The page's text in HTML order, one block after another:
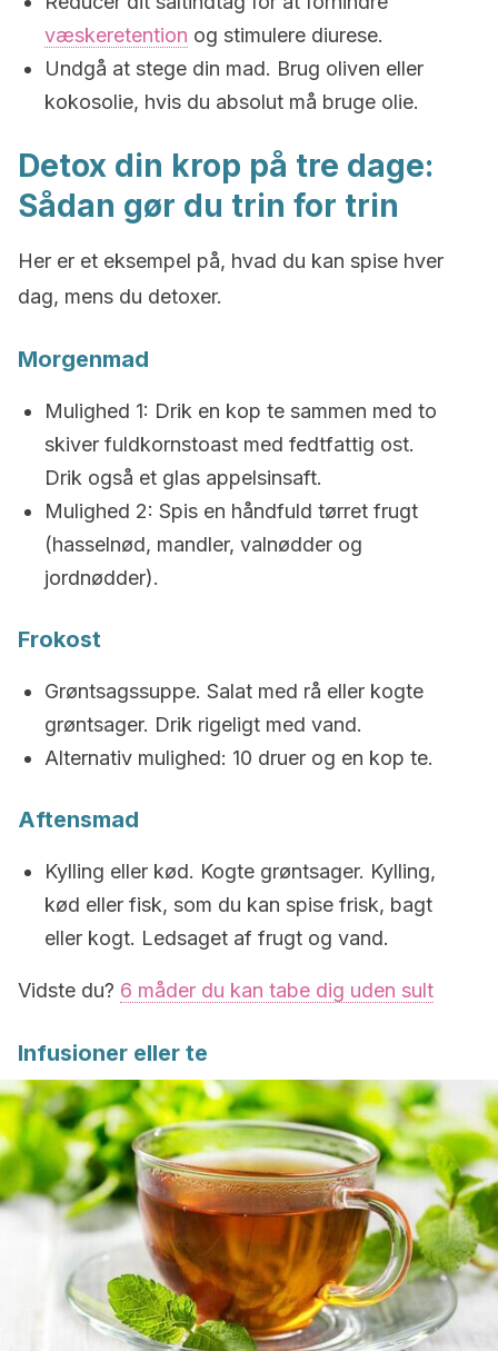
væskeretention og stimulere diurese.
Undgå at stege din mad. Brug oliven eller
kokosolie, hvis du absolut må bruge olie.
Detox din krop på tre dage:
Sådan gør du trin for trin
Her er et eksempel på, hvad du kan spise hver
dag, mens du detoxer.
Morgenmad
Mulighed 1: Drik en kop te sammen med to
skiver fuldkornstoast med fedtfattig ost.
Drik også et glas appelsinsaft.
Mulighed 2: Spis en håndfuld tørret frugt
(hasselnød, mandler, valnødder og
jordnødder).
Frokost
Grøntsagssuppe. Salat med rå eller kogte
grøntsager. Drik rigeligt med vand.
Alternativ mulighed: 10 druer og en kop te.
Aftensmad
Kylling eller kød. Kogte grøntsager. Kylling,
kød eller fisk, som du kan spise frisk, bagt
eller kogt. Ledsaget af frugt og vand.
Vidste du? 6 måder du kan tabe dig uden sult
Infusioner eller te